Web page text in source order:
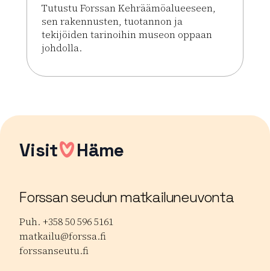
Tutustu Forssan Kehräämöalueeseen,
sen rakennusten, tuotannon ja
tekijöiden tarinoihin museon oppaan
johdolla.
Lue lisää tapahtumasta Opastetut
Visit Häme
Forssan seudun matkailuneuvonta
Puh. +358 50 596 5161
matkailu@forssa.fi
forssanseutu.fi